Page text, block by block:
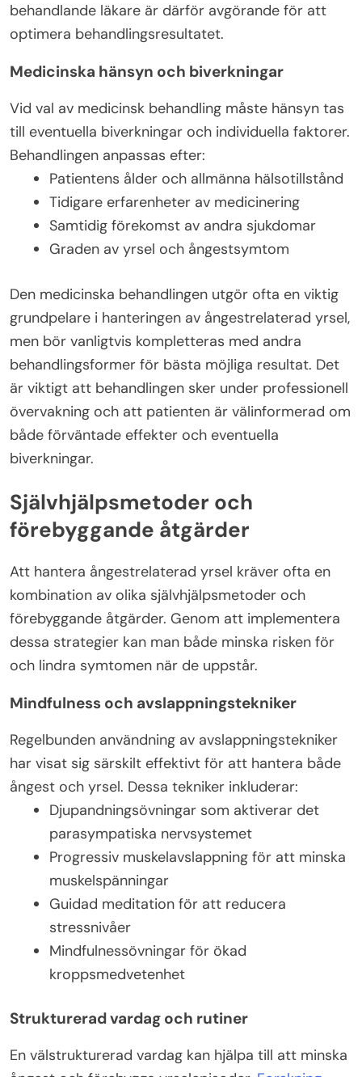
behandlande läkare är därför avgörande för att
optimera behandlingsresultatet.
Medicinska hänsyn och biverkningar
Vid val av medicinsk behandling måste hänsyn tas
till eventuella biverkningar och individuella faktorer.
Behandlingen anpassas efter:
Patientens ålder och allmänna hälsotillstånd
Tidigare erfarenheter av medicinering
Samtidig förekomst av andra sjukdomar
Graden av yrsel och ångestsymtom
Den medicinska behandlingen utgör ofta en viktig
grundpelare i hanteringen av ångestrelaterad yrsel,
men bör vanligtvis kompletteras med andra
behandlingsformer för bästa möjliga resultat. Det
är viktigt att behandlingen sker under professionell
övervakning och att patienten är välinformerad om
både förväntade effekter och eventuella
biverkningar.
Självhjälpsmetoder och
förebyggande åtgärder
Att hantera ångestrelaterad yrsel kräver ofta en
kombination av olika självhjälpsmetoder och
förebyggande åtgärder. Genom att implementera
dessa strategier kan man både minska risken för
och lindra symtomen när de uppstår.
Mindfulness och avslappningstekniker
Regelbunden användning av avslappningstekniker
har visat sig särskilt effektivt för att hantera både
ångest och yrsel. Dessa tekniker inkluderar:
Djupandningsövningar som aktiverar det
parasympatiska nervsystemet
Progressiv muskelavslappning för att minska
muskelspänningar
Guidad meditation för att reducera
stressnivåer
Mindfulnessövningar för ökad
kroppsmedvetenhet
Strukturerad vardag och rutiner
En välstrukturerad vardag kan hjälpa till att minska